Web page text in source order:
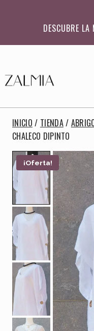
ENVÍO GRATIS PARA
para
INICIO / TIENDA/
CHALECO DIPINTO
¡Oferta!